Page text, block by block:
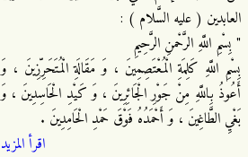
العابدين ( عليه السَّلام ) :
" بِسْمِ اللَّهِ الرَّحْمنِ الرَّحِيمِ
بِسْمِ اللَّهِ كَلِمَةِ الْمُعْتَصِمِينَ ، وَ مَقَالَةِ الْمُتَحَرِّزِينَ ، وَ
أَعُوذُ بِاللَّهِ مِنْ جَوْرِ الْجَائِرِينَ ، وَ كَيْدِ الْحَاسِدِينَ ، وَ
بَغْيِ الطَّاغِينَ ، وَ أَحْمَدُهُ فَوْقَ حَمْدِ الْحَامِدِينَ .
اقرأ المزيد